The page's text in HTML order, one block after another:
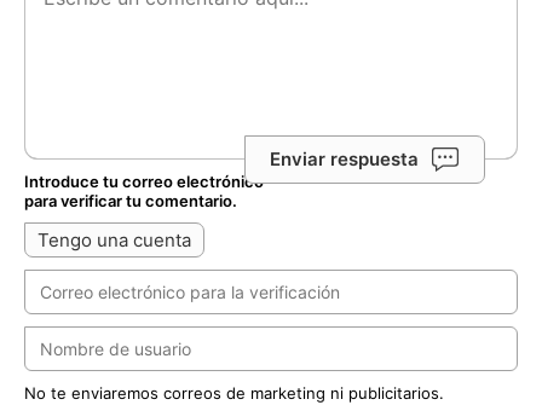
Enviar respuesta
Introduce tu correo electrónico
para verificar tu comentario.
Tengo una cuenta
No te enviaremos correos de marketing ni publicitarios.